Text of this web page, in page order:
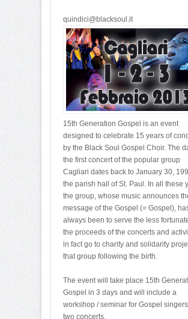
quindici@blacksoul.it
15th Generation Gospel is an event
designed to celebrate 15 years of
by the Black Soul Gospel Choir. The
the first concert of the popular group
Cagliari dates back to January 30,
the parish hall of St. Paul. In all these
the group, whose music announces
message of the Gospel (= Gospel),
always been to serve the less
the proceeds of the concerts and
in fact go to charity and solidarity
that group following the birth.
The event will take place 15th
Gospel in 3 days and will include a
workshop / seminar for Gospel
two concerts.